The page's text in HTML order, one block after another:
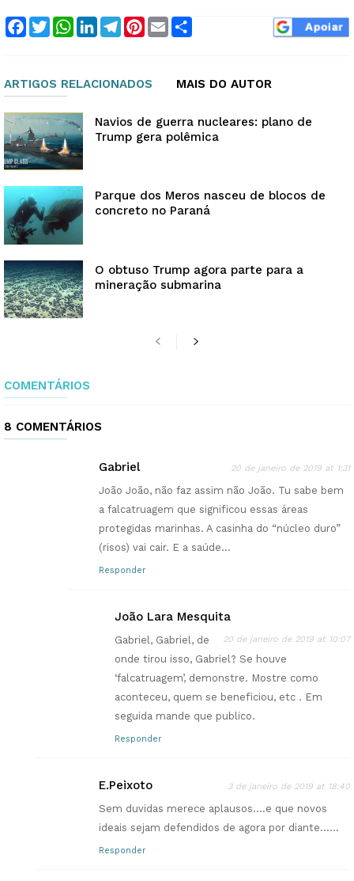
Facebook
TwitterWhatsApp
LinkedInTelegram
Pinterest
Email
ARTIGOS RELACIONADOS MAIS DO AUTOR
Navios de guerra nucleares: plano de
Trump gera polêmica
Parque dos Meros nasceu de blocos de
concreto no Paraná
O obtuso Trump agora parte para a
mineração submarina
COMENTÁRIOS
8 COMENTÁRIOS
Gabriel 20 de janeiro de 2019 at 1:31
João João, não faz assim não João. Tu sabe bem
a falcatruagem que significou essas áreas
protegidas marinhas. A casinha do “núcleo duro”
(risos) vai cair. E a saúde…
Responder
João Lara Mesquita
20 de janeiro de 2019 at 10:07
Gabriel, Gabriel, de
onde tirou isso, Gabriel? Se houve
‘falcatruagem’, demonstre. Mostre como
aconteceu, quem se beneficiou, etc . Em
seguida mande que publico.
Responder
E.Peixoto 3 de janeiro de 2019 at 18:40
Sem duvidas merece aplausos….e que novos
ideais sejam defendidos de agora por diante……
Responder